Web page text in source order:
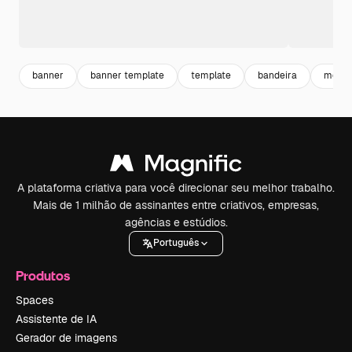
banner banner template template bandeira molde
A plataforma criativa para você direcionar seu melhor trabalho.
Mais de 1 milhão de assinantes entre criativos, empresas,
agências e estúdios.
Português
Produtos
Spaces
Assistente de IA
Gerador de imagens